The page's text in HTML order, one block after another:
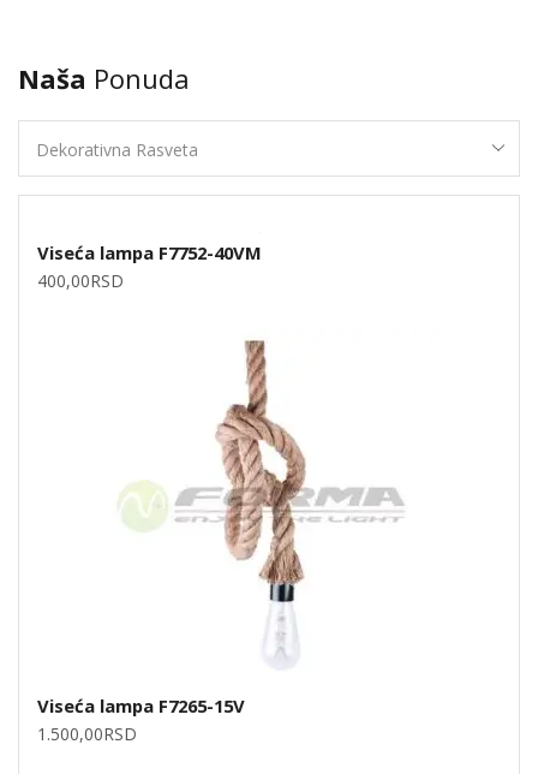
Naša Ponuda
Viseća lampa F7752-40VM
400,00RSD
Viseća lampa F7265-15V
1.500,00RSD